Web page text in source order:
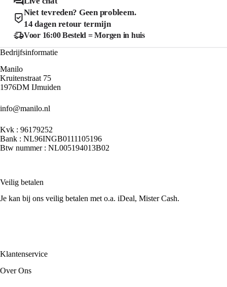
op
de
productpagina
Niet tevreden? Geen probleem.
14 dagen retour termijn
Voor 16:00 Besteld = Morgen in huis
Bedrijfsinformatie
Manilo
Kruitenstraat 75
1976DM IJmuiden
info@manilo.nl
Kvk : 96179252
Bank : NL96INGB0111105196
Btw nummer : NL005194013B02
Veilig betalen
Je kan bij ons veilig betalen met o.a. iDeal, Mister Cash.
Klantenservice
Over Ons